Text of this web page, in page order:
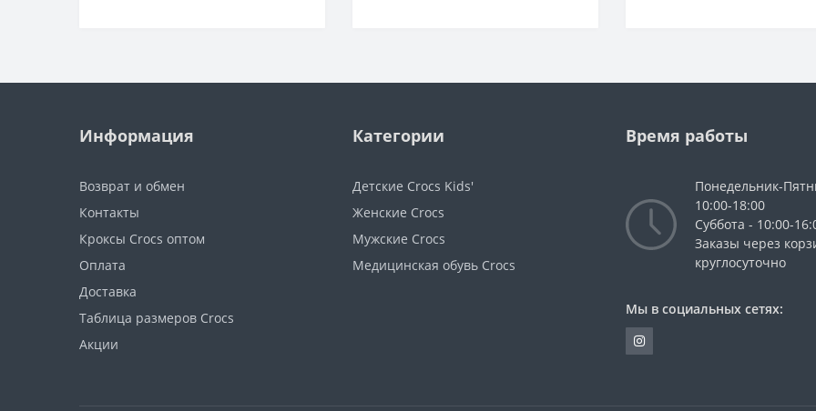
Информация
Возврат и обмен
Контакты
Кроксы Crocs оптом
Оплата
Доставка
Таблица размеров Crocs
Акции
Категории
Детские Crocs Kids'
Женские Crocs
Мужские Crocs
Медицинская обувь Crocs
Время работы
Понедельник-
10:00-18:00
Суббота - 10:00-
Заказы через
круглосуточно
Мы в социальных сетях: